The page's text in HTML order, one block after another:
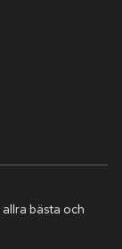
bästa och